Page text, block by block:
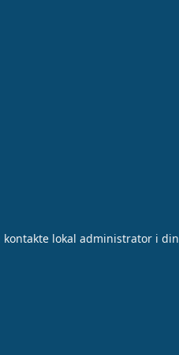
lokal administrator i din